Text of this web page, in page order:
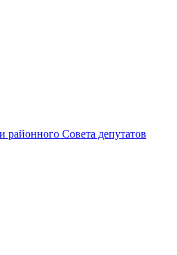
районного Совета депутатов